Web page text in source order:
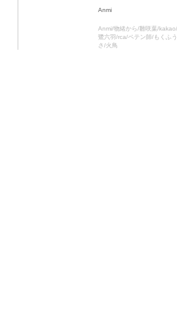
Anmi
Anmi/物緒から/雛咲葉/
鷺六羽/rca/ペテン師/もくふ
さ/火鳥